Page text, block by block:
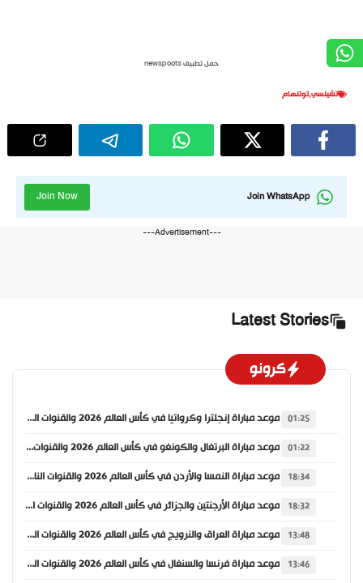
حمل تطبيق newspoots
تشيلسي,توتنهام
Join WhatsApp
Join Now
---Advertisement---
Latest Stories
كرونو
01:25 موعد مباراة إنجلترا وكرواتيا في كأس العالم 2026 والقنوات الناقلة
01:22 موعد مباراة البرتغال والكونغو في كأس العالم 2026 والقنوات الناقلة
18:34 موعد مباراة النمسا والأردن في كأس العالم 2026 والقنوات الناقلة
18:32 موعد مباراة الأرجنتين والجزائر في كأس العالم 2026 والقنوات الناقلة
13:48 موعد مباراة العراق والنرويج في كأس العالم 2026 والقنوات الناقلة
13:46 موعد مباراة فرنسا والسنغال في كأس العالم 2026 والقنوات الناقلة